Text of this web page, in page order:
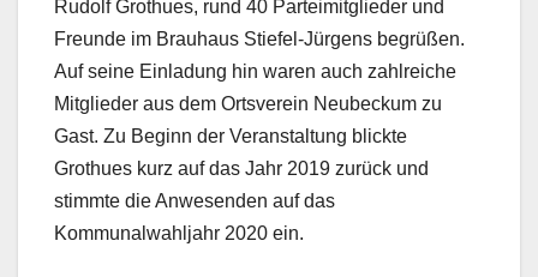
Rudolf Grothues, rund 40 Parteimitglieder und
Freunde im Brauhaus Stiefel-Jürgens begrüßen.
Auf seine Einladung hin waren auch zahlreiche
Mitglieder aus dem Ortsverein Neubeckum zu
Gast. Zu Beginn der Veranstaltung blickte
Grothues kurz auf das Jahr 2019 zurück und
stimmte die Anwesenden auf das
Kommunalwahljahr 2020 ein.